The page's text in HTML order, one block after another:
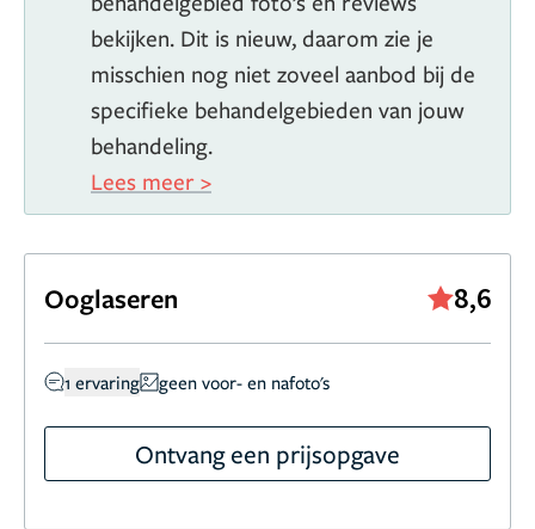
bekijken. Dit is nieuw, daarom zie je
misschien nog niet zoveel aanbod bij de
specifieke behandelgebieden van jouw
behandeling.
Lees meer >
Ooglaseren 8,6
1 ervaring geen voor- en nafoto's
Ontvang een prijsopgave